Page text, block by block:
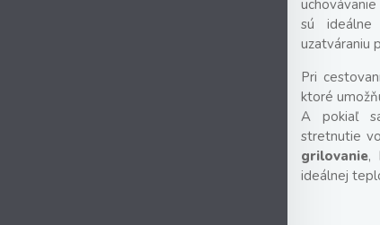
sú ideálne
uzatváraniu
Pri
ktoré
A pokiaľ
stretnutie
grilovanie,
ideálnej